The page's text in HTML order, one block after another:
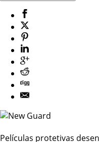
Películas protetivas